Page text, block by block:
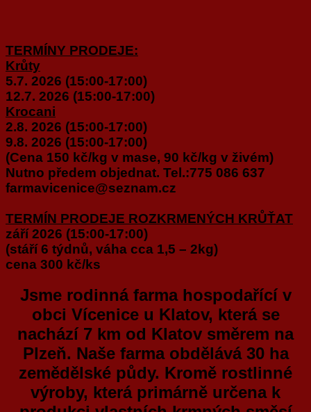
TERMÍNY PRODEJE:
Krůty
5.7. 2026 (15:00-17:00)
12.7. 2026 (15:00-17:00)
Krocani
2.8. 2026 (15:00-17:00)
9.8. 2026 (15:00-17:00)
(Cena 150 kč/kg v mase, 90 kč/kg v živém)
Nutno předem objednat. Tel.:775 086 637
farmavicenice@seznam.cz
TERMÍN PRODEJE ROZKRMENÝCH KRŮŤAT
září 2026 (15:00-17:00)
(stáří 6 týdnů, váha cca 1,5 – 2kg)
cena 300 kč/ks
Jsme rodinná farma hospodařící v
obci Vícenice u Klatov, která se
nachází 7 km od Klatov směrem na
Plzeň. Naše farma obdělává 30 ha
zemědělské půdy. Kromě rostlinné
výroby, která primárně určena k